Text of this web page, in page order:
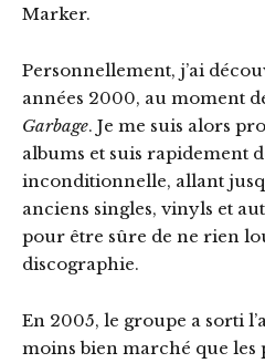
Marker.
Personnellement, j’ai
années 2000, au moment
Garbage. Je me suis alors
albums et suis rapidement
inconditionnelle, allant
anciens singles, vinyls et
pour être sûre de ne rien
discographie.
En 2005, le groupe a sorti
moins bien marché que les